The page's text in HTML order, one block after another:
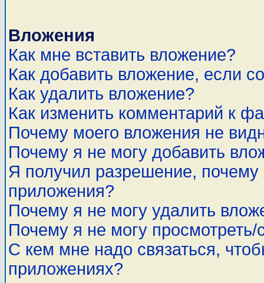
Вложения
Как мне вставить вложение?
Как добавить вложение, если
Как удалить вложение?
Как изменить комментарий к
Почему моего вложения не
Почему я не могу добавить
Я получил разрешение,
приложения?
Почему я не могу удалить
Почему я не могу просмотреть/
С кем мне надо связаться,
приложениях?